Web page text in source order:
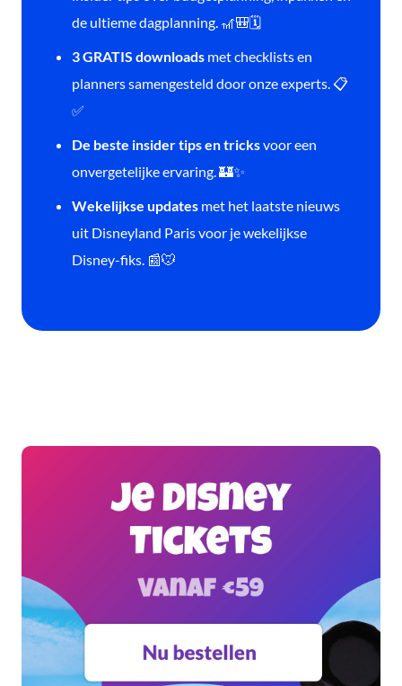
de ultieme dagplanning. 🎢🎒🗓️
3 GRATIS downloads met checklists en
planners samengesteld door onze experts. 📋
✅
De beste insider tips en tricksvoor een
onvergetelijke ervaring. 🏰✨
Wekelijkse updates met het laatste nieuws
uit Disneyland Paris voor je wekelijkse
Disney-fiks. 📰🐭